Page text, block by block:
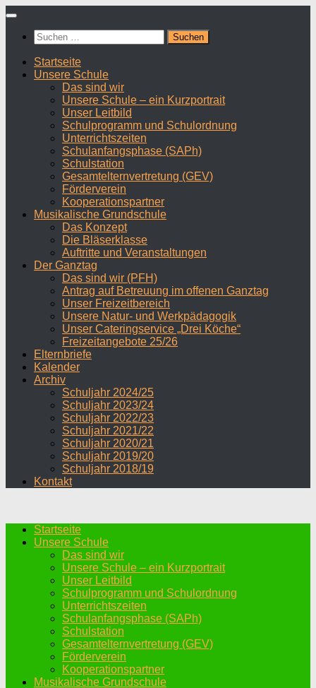
Zum
springenSuchen
nach:
Startseite
Unsere Schule
Das sind wir
Unsere Schule – ein Kurzportrait
Unser Leitbild
Schulprogramm und Schulordnung
Unterrichtszeiten
Schulanfangsphase (SAPh)
Schulstation
Gesamtelternvertretung (GEV)
Förderverein
Kooperationspartner
Musikalische Grundschule
Das Konzept
Die Bläserklasse
Auftritte und Veranstaltungen
Der Ganztag
Das sind wir (PFH)
Antrag auf Betreuung im offenen Ganztag
Unser Freizeitbereich
Unsere Natur- und Werkpädagogik
Unser Cateringservice „Drei Köche“
Freizeitangebote 25/26
Elternbriefe
Kalender
Archiv
Schuljahr 2024/25
Schuljahr 2023/24
Schuljahr 2022/23
Schuljahr 2021/22
Schuljahr 2020/21
Schuljahr 2019/20
Schuljahr 2018/19
Kontakt
Startseite
Unsere Schule
Das sind wir
Unsere Schule – ein Kurzportrait
Unser Leitbild
Schulprogramm und Schulordnung
Unterrichtszeiten
Schulanfangsphase (SAPh)
Schulstation
Gesamtelternvertretung (GEV)
Förderverein
Kooperationspartner
Musikalische Grundschule